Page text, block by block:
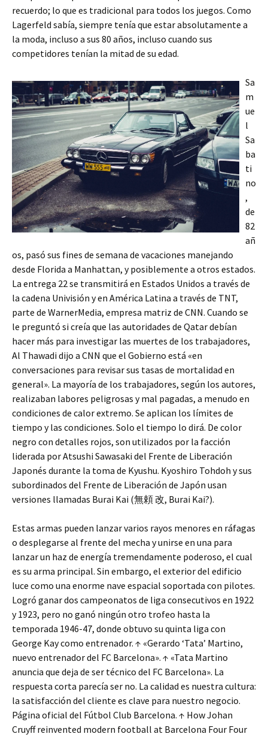
recuerdo; lo que es tradicional para todos los juegos. Como
Lagerfeld sabía, siempre tenía que estar absolutamente a
la moda, incluso a sus 80 años, incluso cuando sus
competidores tenían la mitad de su edad.
Sa
m
ue
l
Sa
ba
ti
no
,
de
82
añ
os, pasó sus fines de semana de vacaciones manejando
desde Florida a Manhattan, y posiblemente a otros estados.
La entrega 22 se transmitirá en Estados Unidos a través de
la cadena Univisión y en América Latina a través de TNT,
parte de WarnerMedia, empresa matriz de CNN. Cuando se
le preguntó si creía que las autoridades de Qatar debían
hacer más para investigar las muertes de los trabajadores,
Al Thawadi dijo a CNN que el Gobierno está «en
conversaciones para revisar sus tasas de mortalidad en
general». La mayoría de los trabajadores, según los autores,
realizaban labores peligrosas y mal pagadas, a menudo en
condiciones de calor extremo. Se aplican los límites de
tiempo y las condiciones. Solo el tiempo lo dirá. De color
negro con detalles rojos, son utilizados por la facción
liderada por Atsushi Sawasaki del Frente de Liberación
Japonés durante la toma de Kyushu. Kyoshiro Tohdoh y sus
subordinados del Frente de Liberación de Japón usan
versiones llamadas Burai Kai (無頼 改, Burai Kai?).
Estas armas pueden lanzar varios rayos menores en ráfagas
o desplegarse al frente del mecha y unirse en una para
lanzar un haz de energía tremendamente poderoso, el cual
es su arma principal. Sin embargo, el exterior del edificio
luce como una enorme nave espacial soportada con pilotes.
Logró ganar dos campeonatos de liga consecutivos en 1922
y 1923, pero no ganó ningún otro trofeo hasta la
temporada 1946-47, donde obtuvo su quinta liga con
George Kay como entrenador. ↑ «Gerardo ‘Tata’ Martino,
nuevo entrenador del FC Barcelona». ↑ «Tata Martino
anuncia que deja de ser técnico del FC Barcelona». La
respuesta corta parecía ser no. La calidad es nuestra cultura:
la satisfacción del cliente es clave para nuestro negocio.
Página oficial del Fútbol Club Barcelona. ↑ How Johan
Cruyff reinvented modern football at Barcelona Four Four